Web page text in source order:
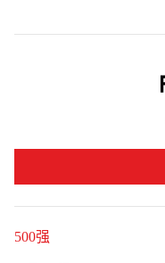
500强